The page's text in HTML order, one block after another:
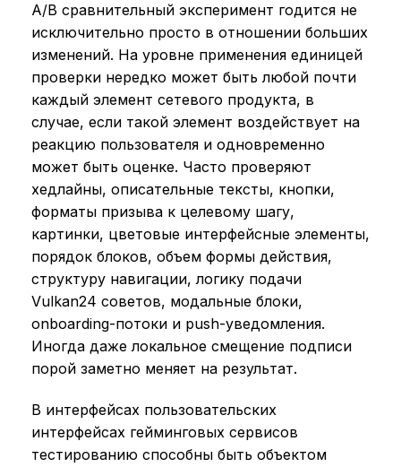
A/B сравнительный эксперимент годится не
исключительно просто в отношении больших
изменений. На уровне применения единицей
проверки нередко может быть любой почти
каждый элемент сетевого продукта, в
случае, если такой элемент воздействует на
реакцию пользователя и одновременно
может быть оценке. Часто проверяют
хедлайны, описательные тексты, кнопки,
форматы призыва к целевому шагу,
картинки, цветовые интерфейсные элементы,
порядок блоков, объем формы действия,
структуру навигации, логику подачи
Vulkan24 советов, модальные блоки,
onboarding-потоки и push-уведомления.
Иногда даже локальное смещение подписи
порой заметно меняет на результат.
В интерфейсах пользовательских
интерфейсах гейминговых сервисов
тестированию способны быть объектом